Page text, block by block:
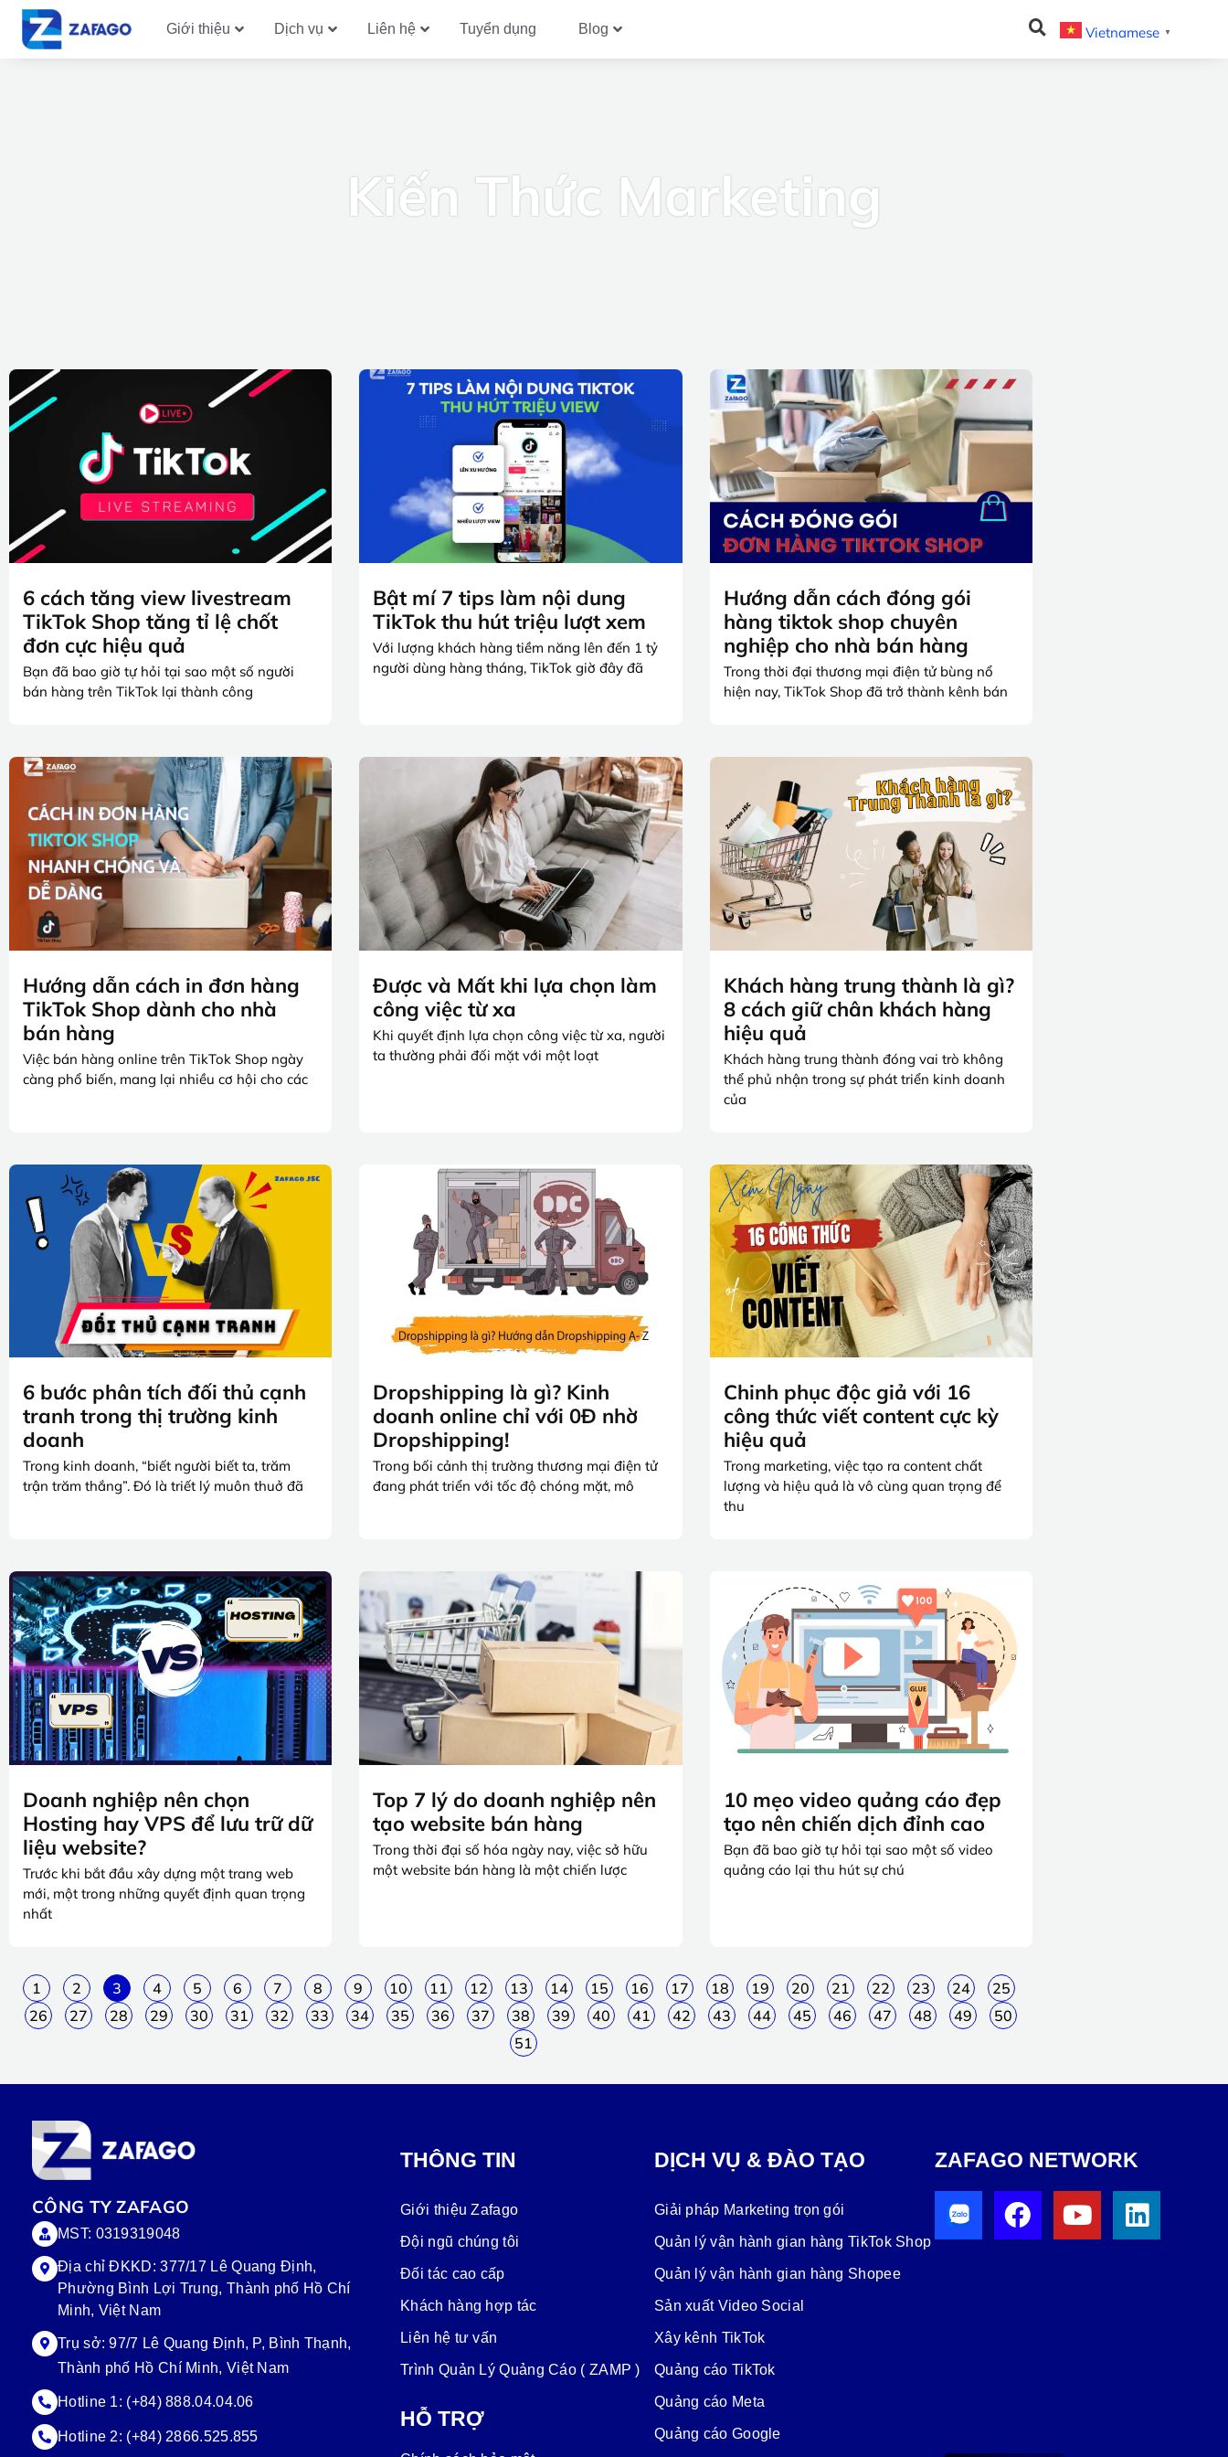
Giới thiệu Dịch vụ Liên hệ Tuyển dụng Blog Vietnamese ▼
Kiến Thức Marketing
6 cách tăng view livestream
TikTok Shop tăng tỉ lệ chốt
đơn cực hiệu quả
Bạn đã bao giờ tự hỏi tại sao một số người
bán hàng trên TikTok lại thành công
Bật mí 7 tips làm nội dung
TikTok thu hút triệu lượt xem
Với lượng khách hàng tiềm năng lên đến 1 tỷ
người dùng hàng tháng, TikTok giờ đây đã
Hướng dẫn cách đóng gói
hàng tiktok shop chuyên
nghiệp cho nhà bán hàng
Trong thời đại thương mại điện tử bùng nổ
hiện nay, TikTok Shop đã trở thành kênh bán
Hướng dẫn cách in đơn hàng
TikTok Shop dành cho nhà
bán hàng
Việc bán hàng online trên TikTok Shop ngày
càng phổ biến, mang lại nhiều cơ hội cho các
Được và Mất khi lựa chọn làm
công việc từ xa
Khi quyết định lựa chọn công việc từ xa, người
ta thường phải đối mặt với một loạt
Khách hàng trung thành là gì?
8 cách giữ chân khách hàng
hiệu quả
Khách hàng trung thành đóng vai trò không
thể phủ nhận trong sự phát triển kinh doanh
của
6 bước phân tích đối thủ cạnh
tranh trong thị trường kinh
doanh
Trong kinh doanh, “biết người biết ta, trăm
trận trăm thắng”. Đó là triết lý muôn thuở đã
Dropshipping là gì? Kinh
doanh online chỉ với 0Đ nhờ
Dropshipping!
Trong bối cảnh thị trường thương mại điện tử
đang phát triển với tốc độ chóng mặt, mô
Chinh phục độc giả với 16
công thức viết content cực kỳ
hiệu quả
Trong marketing, việc tạo ra content chất
lượng và hiệu quả là vô cùng quan trọng để
thu
Doanh nghiệp nên chọn
Hosting hay VPS để lưu trữ dữ
liệu website?
Trước khi bắt đầu xây dựng một trang web
mới, một trong những quyết định quan trọng
nhất
Top 7 lý do doanh nghiệp nên
tạo website bán hàng
Trong thời đại số hóa ngày nay, việc sở hữu
một website bán hàng là một chiến lược
10 mẹo video quảng cáo đẹp
tạo nên chiến dịch đỉnh cao
Bạn đã bao giờ tự hỏi tại sao một số video
quảng cáo lại thu hút sự chú
1 2 3 4 5 6 7 8 9 10 11 12 13 14 15 16 17 18 19 20 21 22 23 24
25
26
27 28 29 30 31 32 33 34 35 36 37 38 39 40 41 42 43 44 45 46 47 48 49
50
51
CÔNG TY ZAFAGO
MST: 0319319048
Địa chỉ ĐKKD: 377/17 Lê Quang Định,
Phường Bình Lợi Trung, Thành phố Hồ Chí
Minh, Việt Nam
Trụ sở:97/7 Lê Quang Định, P, Bình Thạnh,
Thành phố Hồ Chí Minh, Việt Nam
Hotline 1: (+84) 888.04.04.06
Hotline 2: (+84) 2866.525.855
THÔNG TIN
Giới thiệu Zafago
Đội ngũ chúng tôi
Đối tác cao cấp
Khách hàng hợp tác
Liên hệ tư vấn
Trình Quản Lý Quảng Cáo ( ZAMP )
HỖ TRỢ
DỊCH VỤ & ĐÀO TẠO
Giải pháp Marketing trọn gói
Quản lý vận hành gian hàng TikTok Shop
Quản lý vận hành gian hàng Shopee
Sản xuất Video Social
Xây kênh TikTok
Quảng cáo TikTok
Quảng cáo Meta
Quảng cáo Google
ZAFAGO NETWORK